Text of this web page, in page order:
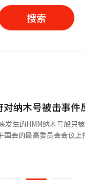
搜索
纳木号被击事件
发生的HMM纳木号船
会的最高委员会会议
还提到：“昨日政府发